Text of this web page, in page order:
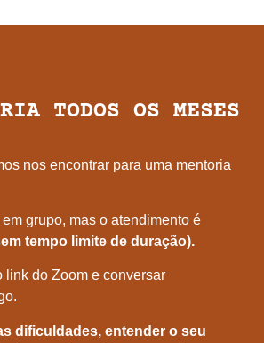
TODOS OS MESES
nos encontrar para uma mentoria
grupo, mas o atendimento é
tempo limite de duração).
link do Zoom e conversar
dificuldades, entender o seu